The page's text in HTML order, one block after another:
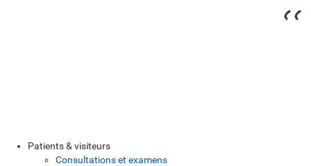
Patients & visiteurs
Consultations et examens